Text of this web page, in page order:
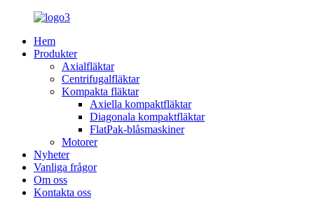
Hem
Produkter
Axialfläktar
Centrifugalfläktar
Kompakta fläktar
Axiella kompaktfläktar
Diagonala kompaktfläktar
FlatPak-blåsmaskiner
Motorer
Nyheter
Vanliga frågor
Om oss
Kontakta oss